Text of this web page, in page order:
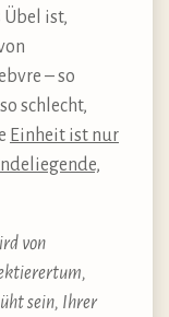
ist,
– so
schlecht,
Einheit ist nur
von
sein, Ihrer